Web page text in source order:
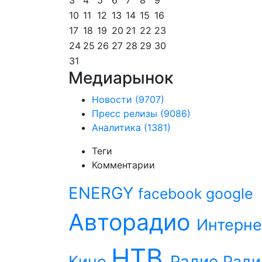
10 11 12 13 14 15 16
17 18 19 20 21 22 23
24 25 26 27 28 29 30
31
Медиарынок
Новости (9707)
Пресс релизы (9086)
Аналитика (1381)
Теги
Комментарии
ENERGY facebook google
Авторадио